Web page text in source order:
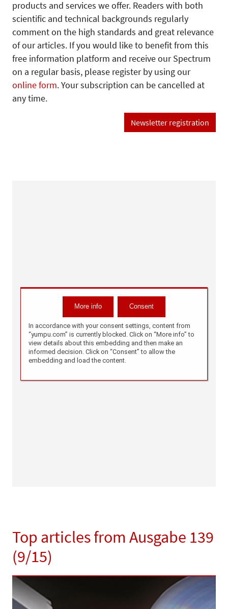
products and services we offer. Readers with both
scientific and technical backgrounds regularly
comment on the high standards and great relevance
of our articles. If you would like to benefit from this
free information platform and receive our Spectrum
on a regular basis, please register by using our
online form. Your subscription can be cancelled at
any time.
Newsletter registration
Top articles from Ausgabe 139
(9/15)